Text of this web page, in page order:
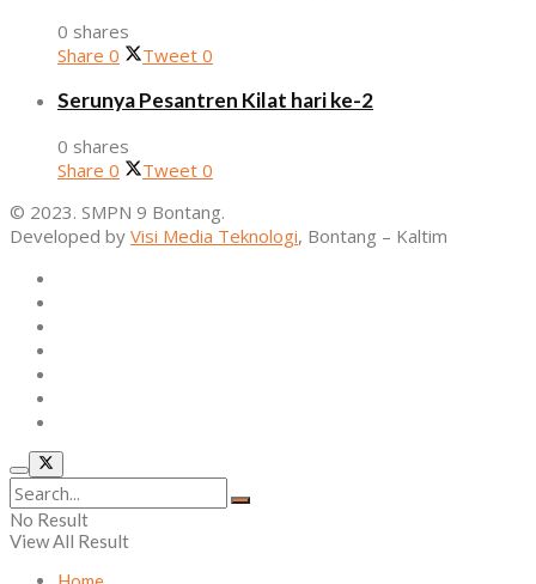
0 shares
Share 0 Tweet 0
Serunya Pesantren Kilat hari ke-2
0 shares
Share 0 Tweet 0
© 2023. SMPN 9 Bontang.
Developed by Visi Media Teknologi, Bontang – Kaltim
No Result
View All Result